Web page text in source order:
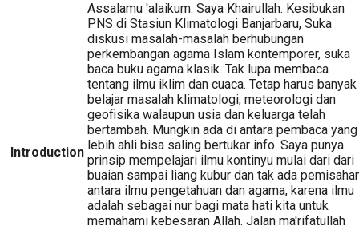
Introduction
Assalamu 'alaikum. Saya Khairullah. Kesibukan
PNS di Stasiun Klimatologi Banjarbaru, Suka
diskusi masalah-masalah berhubungan
perkembangan agama Islam kontemporer, suka
baca buku agama klasik. Tak lupa membaca
tentang ilmu iklim dan cuaca. Tetap harus banyak
belajar masalah klimatologi, meteorologi dan
geofisika walaupun usia dan keluarga telah
bertambah. Mungkin ada di antara pembaca yang
lebih ahli bisa saling bertukar info. Saya punya
prinsip mempelajari ilmu kontinyu mulai dari dari
buaian sampai liang kubur dan tak ada
antara ilmu pengetahuan dan agama, karena ilmu
adalah sebagai nur bagi mata hati kita untuk
memahami kebesaran Allah. Jalan ma'rifatullah